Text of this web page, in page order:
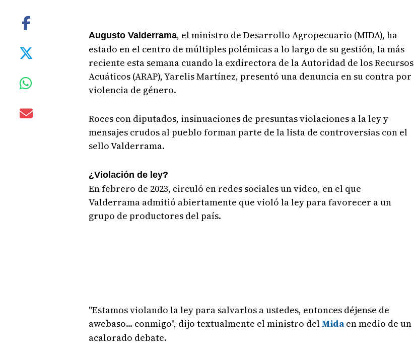
Augusto Valderrama, el ministro de Desarrollo Agropecuario (MIDA), ha
estado en el centro de múltiples polémicas a lo largo de su gestión, la más
reciente esta semana cuando la exdirectora de la Autoridad de los Recursos
Acuáticos (ARAP), Yarelis Martínez, presentó una denuncia en su contra por
violencia de género.
Roces con diputados, insinuaciones de presuntas violaciones a la ley y
mensajes crudos al pueblo forman parte de la lista de controversias con el
sello Valderrama.
¿Violación de ley?
En febrero de 2023, circuló en redes sociales un video, en el que
Valderrama admitió abiertamente que violó la ley para favorecer a un
grupo de productores del país.
"Estamos violando la ley para salvarlos a ustedes, entonces déjense de
awebaso... conmigo", dijo textualmente el ministro delMidaen medio de un
acalorado debate.